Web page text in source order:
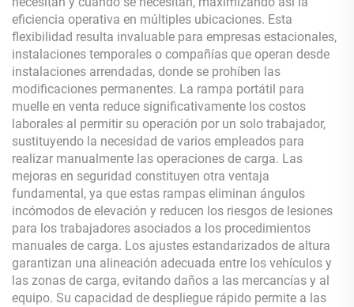
eficiencia operativa en múltiples ubicaciones. Esta
flexibilidad resulta invaluable para empresas estacionales,
instalaciones temporales o compañías que operan desde
instalaciones arrendadas, donde se prohíben las
modificaciones permanentes. La rampa portátil para
muelle en venta reduce significativamente los costos
laborales al permitir su operación por un solo trabajador,
sustituyendo la necesidad de varios empleados para
realizar manualmente las operaciones de carga. Las
mejoras en seguridad constituyen otra ventaja
fundamental, ya que estas rampas eliminan ángulos
incómodos de elevación y reducen los riesgos de lesiones
para los trabajadores asociados a los procedimientos
manuales de carga. Los ajustes estandarizados de altura
garantizan una alineación adecuada entre los vehículos y
las zonas de carga, evitando daños a las mercancías y al
equipo. Su capacidad de despliegue rápido permite a las